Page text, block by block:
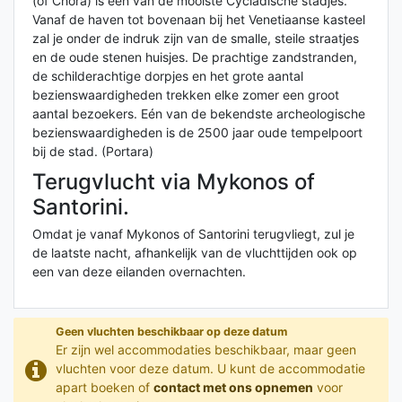
Vanaf de haven tot bovenaan bij het Venetiaanse kasteel
zal je onder de indruk zijn van de smalle, steile straatjes
en de oude stenen huisjes. De prachtige zandstranden,
de schilderachtige dorpjes en het grote aantal
bezienswaardigheden trekken elke zomer een groot
aantal bezoekers. Eén van de bekendste archeologische
bezienswaardigheden is de 2500 jaar oude tempelpoort
bij de stad. (Portara)
Terugvlucht via Mykonos of
Santorini.
Omdat je vanaf Mykonos of Santorini terugvliegt, zul je
de laatste nacht, afhankelijk van de vluchttijden ook op
een van deze eilanden overnachten.
Geen vluchten beschikbaar op deze datum
Er zijn wel accommodaties beschikbaar, maar geen
vluchten voor deze datum. U kunt de accommodatie
apart boeken of contact met ons opnemen voor